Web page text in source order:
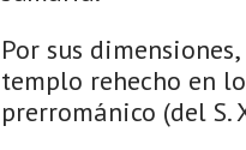
Por sus
templo rehecho en
prerrománico (del S.